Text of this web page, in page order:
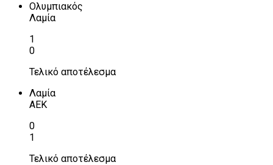
Ολυμπιακός
Λαμία
1
0
Τελικό αποτέλεσμα
Λαμία
ΑΕΚ
0
1
Τελικό αποτέλεσμα